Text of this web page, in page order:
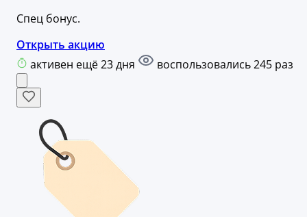
Спец бонус.
Открыть акцию
активен ещё 23 дня
воспользовались 245 раз